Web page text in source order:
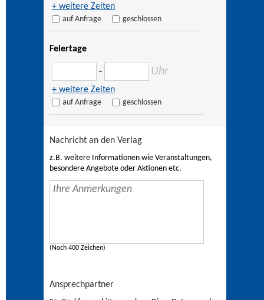
+ weitere Zeiten
auf Anfrage geschlossen
Feiertage
– Uhr
+ weitere Zeiten
auf Anfrage geschlossen
Nachricht an den Verlag
z.B. weitere Informationen wie Veranstaltungen,
besondere Angebote oder Aktionen etc.
(Noch 400 Zeichen)
Ansprechpartner